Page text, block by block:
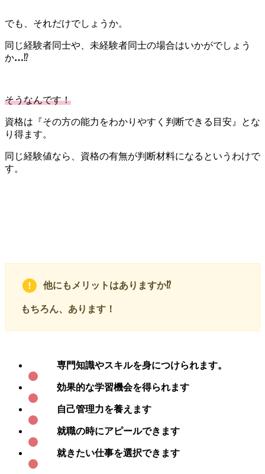
でも、それだけでしょうか。
同じ経験者同士や、未経験者同士の場合はいかがでしょう
か…⁉️
そうなんです！
資格は『その方の能力をわかりやすく判断できる目安』とな
り得ます。
同じ経験値なら、資格の有無が判断材料になるというわけで
す。
他にもメリットはありますか⁉️
もちろん、あります！
専門知識やスキルを身につけられます。
効果的な学習機会を得られます
自己管理力を養えます
就職の時にアピールできます
就きたい仕事を選択できます